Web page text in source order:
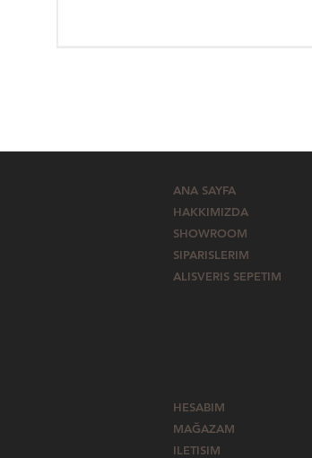
ANA SAYFA
HAKKIMIZDA
SHOWROOM
SIPARISLERIM
ALISVERIS SEPETIM
HESABIM
MAĞAZAM
ILETISIM